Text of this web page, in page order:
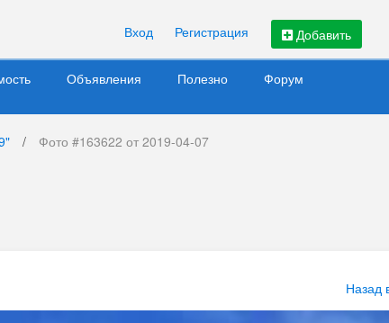
Добавить
Вход Регистрация
Объявления Полезно Форум
/ Фото #163622 от 2019-04-07
Назад